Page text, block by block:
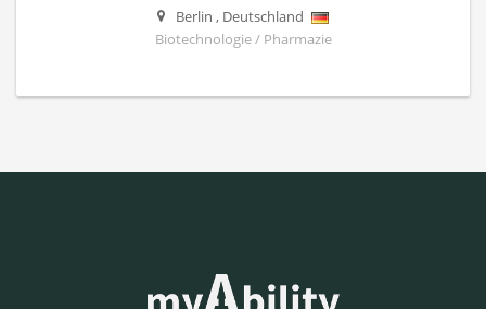
Berlin , Deutschland
Biotechnologie / Pharmazie